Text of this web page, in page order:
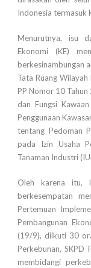
Indonesia termasuk
Menurutnya, isu
Ekonomi (KE)
berkesinambungan
Tata Ruang
PP Nomor 10
dan Fungsi
Penggunaan
tentang Pedoman
pada Izin Usaha
Tanaman Industri
Oleh karena itu,
berkesempatan
Pertemuan
Pembangunan
(19/9), diikuti 30
Perkebunan, SKPD
membidangi